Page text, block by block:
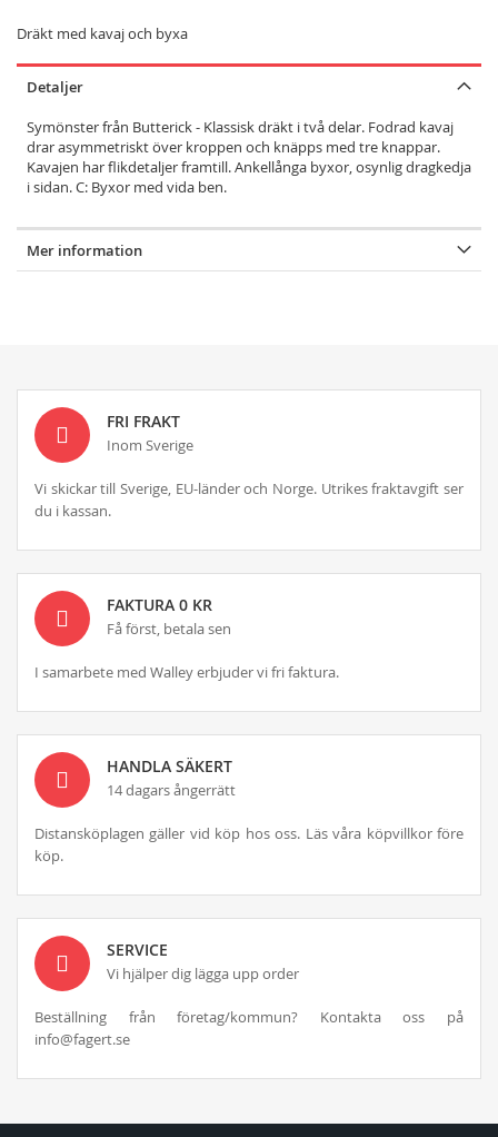
Dräkt med kavaj och byxa
Detaljer
Symönster från Butterick - Klassisk dräkt i två delar. Fodrad kavaj
drar asymmetriskt över kroppen och knäpps med tre knappar.
Kavajen har flikdetaljer framtill. Ankellånga byxor, osynlig dragkedja
i sidan. C: Byxor med vida ben.
Mer information
FRI FRAKT
Inom Sverige
Vi skickar till Sverige, EU-länder och Norge. Utrikes fraktavgift ser
du i kassan.
FAKTURA 0 KR
Få först, betala sen
I samarbete med Walley erbjuder vi fri faktura.
HANDLA SÄKERT
14 dagars ångerrätt
Distansköplagen gäller vid köp hos oss. Läs våra köpvillkor före
köp.
SERVICE
Vi hjälper dig lägga upp order
Beställning från företag/kommun? Kontakta oss på
info@fagert.se